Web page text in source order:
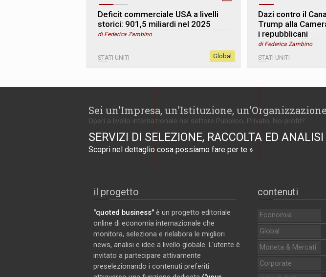
Deficit commerciale USA a livelli
storici: 901,5 miliardi nel 2025
di Federica Zambino
STATI UNITI Global
Dazi contro il
Trump alla
i repubblicani
di Federica Zambino
STATI UNITI
Sei un'Impresa, un'Istituzione,
Operi a livello internazionale nel settore Pubblico, Privato, No-profit?
SERVIZI DI SELEZIONE, RACCOLTA ED
Scopri nel dettaglio cosa possiamo fare per te »
il progetto
"quoted business" è un progetto editoriale
online di economia internazionale che
monitora, seleziona e rielabora le migliori
news, analisi e idee a livello globale. L'utente è
invitato a partecipare attivamente
preselezionando i contenuti preferiti
contenuti
Economia
Global
Moneta & Mercati
Corporate